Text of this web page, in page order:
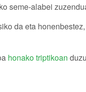
seme-alabei
da eta
honako triptikoan